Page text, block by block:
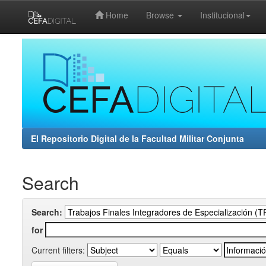
Home Browse Institucional
El Repositorio Digital de la Facultad Militar Conjunta
Search
Search:
for
Current filters: